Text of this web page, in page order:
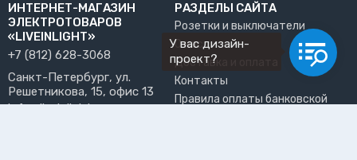
ИНТЕРНЕТ-МАГАЗИН
ЭЛЕКТРОТОВАРОВ
«LIVEINLIGHT»
+7 (812) 628-3068
Санкт-Петербург, ул.
Решетникова, 15, офис 13
info@liveinlight.ru
РАЗДЕЛЫ САЙТА
Розетки и выключатели
О нас
Доставка и оплата
Контакты
Правила оплаты банковской
У вас дизайн-
проект?